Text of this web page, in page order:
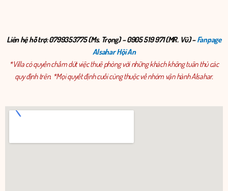
Liên hệ hỗ trợ: 0799353775 (Ms. Trọng) – 0905 519 971 (MR. Vũ) –Fanpage
Alsahar Hội An
*Villa có quyền chấm dứt việc thuê phòng với những khách không tuân thủ các
quy định trên. *Mọi quyết định cuối cùng thuộc về nhóm vận hành Alsahar.